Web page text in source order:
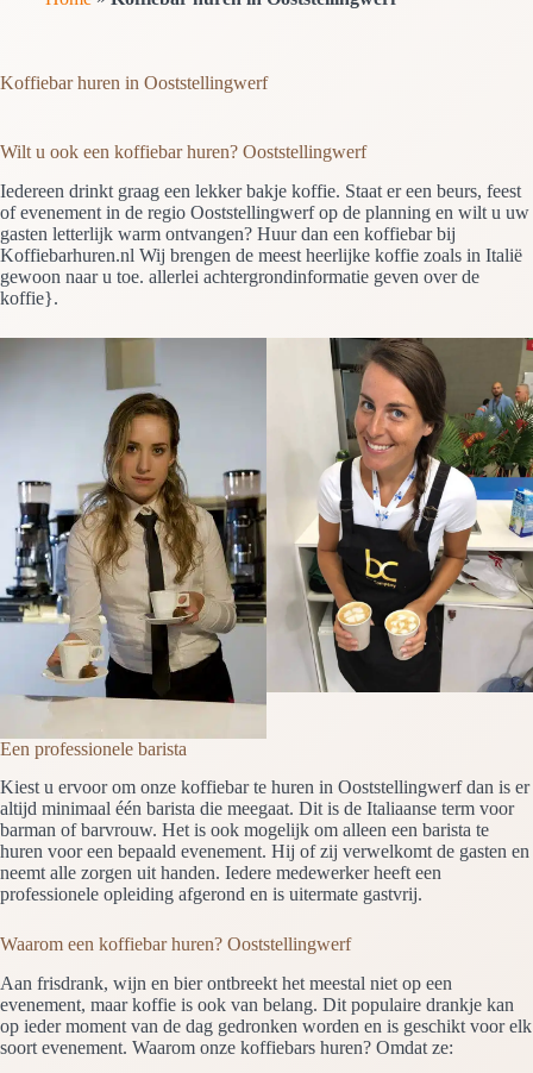
Koffiebar huren in Ooststellingwerf
Wilt u ook een koffiebar huren? Ooststellingwerf
Iedereen drinkt graag een lekker bakje koffie. Staat er een beurs, feest
of evenement in de regio Ooststellingwerf op de planning en wilt u uw
gasten letterlijk warm ontvangen? Huur dan een koffiebar bij
Koffiebarhuren.nl Wij brengen de meest heerlijke koffie zoals in Italië
gewoon naar u toe. allerlei achtergrondinformatie geven over de
koffie}.
Een professionele barista
Kiest u ervoor om onze koffiebar te huren in Ooststellingwerf dan is er
altijd minimaal één barista die meegaat. Dit is de Italiaanse term voor
barman of barvrouw. Het is ook mogelijk om alleen een barista te
huren voor een bepaald evenement. Hij of zij verwelkomt de gasten en
neemt alle zorgen uit handen. Iedere medewerker heeft een
professionele opleiding afgerond en is uitermate gastvrij.
Waarom een koffiebar huren? Ooststellingwerf
Aan frisdrank, wijn en bier ontbreekt het meestal niet op een
evenement, maar koffie is ook van belang. Dit populaire drankje kan
op ieder moment van de dag gedronken worden en is geschikt voor elk
soort evenement. Waarom onze koffiebars huren? Omdat ze: